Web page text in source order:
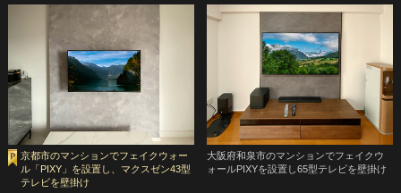
京都市のマンションでフェイクウォー
ル「PIXY」を設置し、マクスゼン43型
テレビを壁掛け
大阪府和泉市のマンションでフェイクウ
ォールPIXYを設置し65型テレビを壁掛け